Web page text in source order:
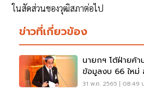
ในสัดส่วนของวุฒิสภาต่อไป
ข่าวที่เกี่ยวข้อง
นายกฯ โต้ฝ่ายค้า
ข้อมูลงบ 66 ใหม่
โจมตีรัฐบาล
31 พ.ค. 2565 | 08:49